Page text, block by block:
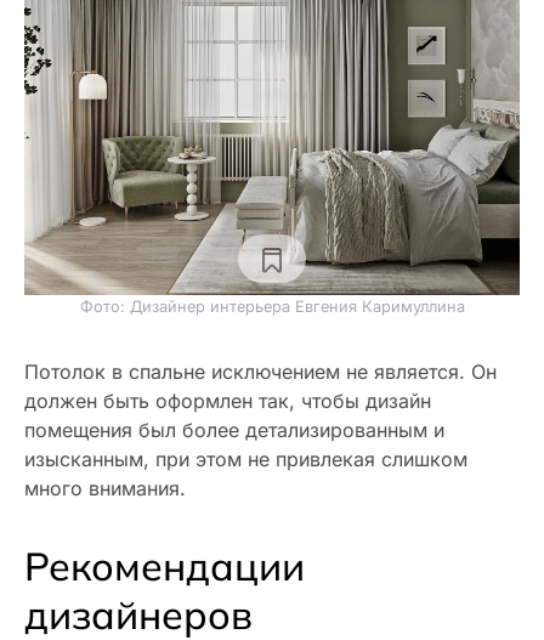
Фото: Дизайнер интерьера Евгения Каримуллина
Потолок в спальне исключением не является. Он
должен быть оформлен так, чтобы дизайн
помещения был более детализированным и
изысканным, при этом не привлекая слишком
много внимания.
Рекомендации
дизайнеров